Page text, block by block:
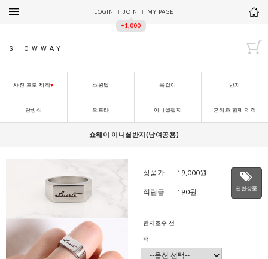
LOGIN JOIN
+1,000
MY PAGE
SHOWWAY
사진 포토 제작♥ 소원달 목걸이 반지
탄생석 오로라 이니셜팔찌 흔적과 함께 제작
쇼웨이 이니셜반지(남여공용)
상품가 19,000원
적립금 190원 관련상품
반지호수 선
택